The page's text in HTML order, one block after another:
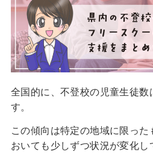
全国的に、不登校の児童生徒数
す。
この傾向は特定の地域に限っ
おいても少しずつ状況が変化し